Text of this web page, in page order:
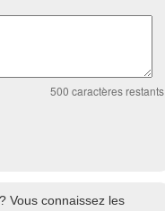
500 caractères restants
Vous connaissez les